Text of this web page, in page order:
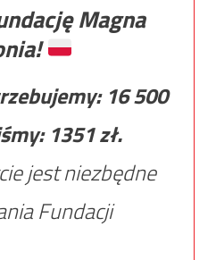
Magna
16 500
1351zł.
jest niezbędne
Fundacji